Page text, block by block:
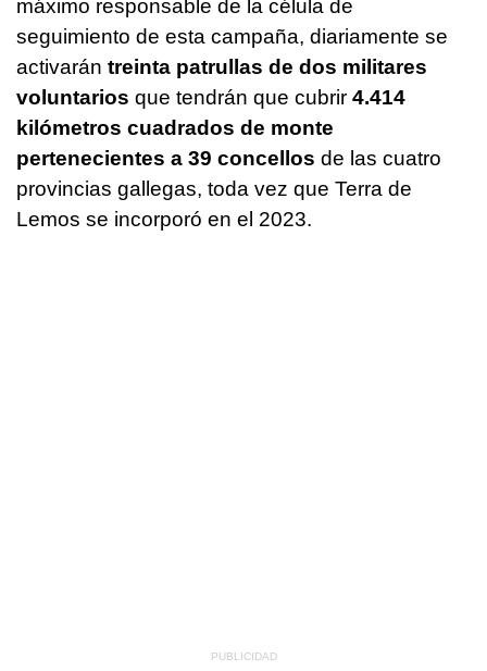
máximo responsable de la célula de
seguimiento de esta campaña, diariamente se
activarán treinta patrullas de dos militares
voluntarios que tendrán que cubrir 4.414
kilómetros cuadrados de monte
pertenecientes a 39 concellos de las cuatro
provincias gallegas, toda vez que Terra de
Lemos se incorporó en el 2023.